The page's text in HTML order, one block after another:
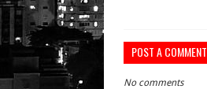
POST A COMMENT
No comments